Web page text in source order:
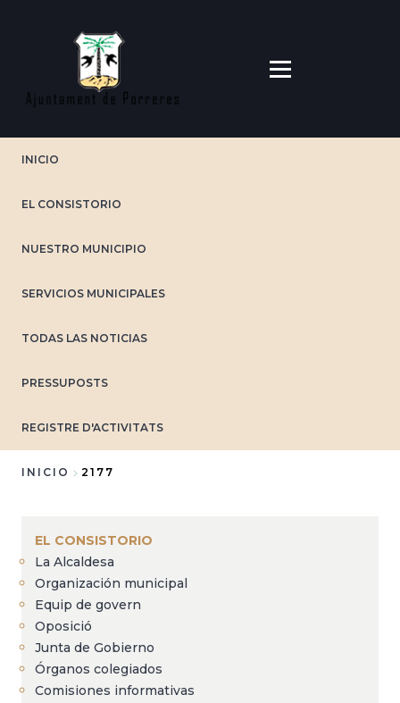
INICIO
EL CONSISTORIO
NUESTRO MUNICIPIO
SERVICIOS MUNICIPALES
TODAS LAS NOTICIAS
PRESSUPOSTS
REGISTRE D'ACTIVITATS
enlaces
de
ayuda
a
la
navegación
INICIO 2177
EL CONSISTORIO
La Alcaldesa
Organización municipal
Equip de govern
Oposició
Junta de Gobierno
Órganos colegiados
Comisiones informativas